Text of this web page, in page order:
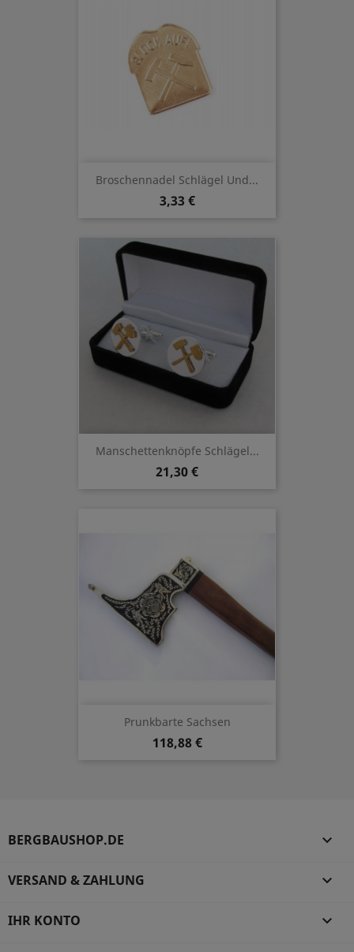
Broschennadel Schlägel Und...
3,33 €
Manschettenknöpfe Schlägel...
21,30 €
Prunkbarte Sachsen
118,88 €
BERGBAUSHOP.DE 
VERSAND & ZAHLUNG 
IHR KONTO 